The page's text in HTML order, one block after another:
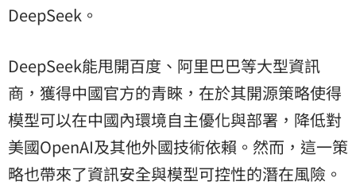
DeepSeek。
DeepSeek能甩開百度、阿里巴巴等大型資訊
商，獲得中國官方的青睞，在於其開源策略使得
模型可以在中國內環境自主優化與部署，降低對
美國OpenAI及其他外國技術依賴。然而，這一策
略也帶來了資訊安全與模型可控性的潛在風險。